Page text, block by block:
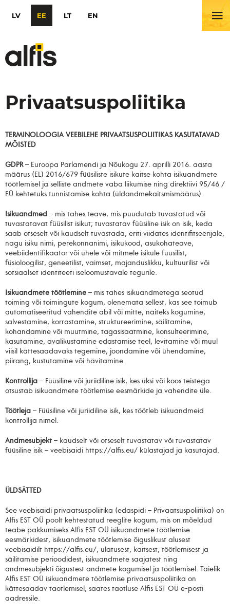
KONTAKT
LV EE LT EN
Privaatsuspoliitika
TERMINOLOOGIA VEEBILEHE PRIVAATSUSPOLIITIKAS KASUTATAVAD
MÕISTED
GDPR– Euroopa Parlamendi ja Nõukogu 27. aprilli 2016. aasta
määrus (EL) 2016/679 füüsiliste isikute kaitse kohta isikuandmete
töötlemisel ja selliste andmete vaba liikumise ning direktiivi 95/46 /
EÜ kehtetuks tunnistamise kohta (üldandmekaitsmismäärus).
Isikuandmed– mis tahes teave, mis puudutab tuvastatud või
tuvastatavat füüsilist isikut; tuvastatav füüsiline isik on isik, keda
saab otseselt või kaudselt tuvastada, eriti viidates identifitseerijale,
nagu isiku nimi, perekonnanimi, isikukood, asukohateave,
veebiidentifikaator või ühele või mitmele isikule füüsilist,
füsioloogilist, geneetilist, vaimset, majanduslikku, kultuurilist või
sotsiaalset identiteeti iseloomustavale tegurile.
Isikuandmete töötlemine– mis tahes isikuandmetega seotud
toiming või toimingute kogum, olenemata sellest, kas see toimub
automatiseeritud vahendite abil või mitte, näiteks kogumine,
salvestamine, korrastamine, struktureerimine, säilitamine,
kohandamine või muutmine, tagasisaatmine, konsulteerimine,
kasutamine, avalikustamine edastamise teel, levitamine või muul
viisil kättesaadavaks tegemine, joondamine või ühendamine,
piirang, kustutamine või hävitamine.
Kontrollija– Füüsiline või juriidiline isik, kes üksi või koos teistega
otsustab isikuandmete töötlemise eesmärkide ja vahendite üle.
Töötleja– Füüsiline või juriidiline isik, kes töötleb isikuandmeid
kontrollija nimel.
Andmesubjekt– kaudselt või otseselt tuvastatav või tuvastatav
füüsiline isik – veebisaidi https://alfis.eu/ külastajad ja kasutajad.
ÜLDSÄTTED
See veebisaidi privaatsuspoliitika (edaspidi – Privaatsuspoliitika) on
Alfis EST OÜ poolt kehtestatud reeglite kogum, mis on mõeldud
teabe pakkumiseks Alfis EST OÜ isikuandmete töötlemise
eesmärkidest, isikuandmete töötlemise õiguslikust alusest
veebisaidilt https://alfis.eu/, ulatusest, kaitsest, töötlemisest ja
säilitamise perioodidest, isikuandmete saajatest ning
andmesubjekti õigustest andmete kogumisel ja töötlemisel. Täielik
Alfis EST OÜ isikuandmete töötlemise privaatsuspoliitika on
kättesaadav taotlemisel, saates taotluse Alfis EST OÜ e-posti
aadressile.